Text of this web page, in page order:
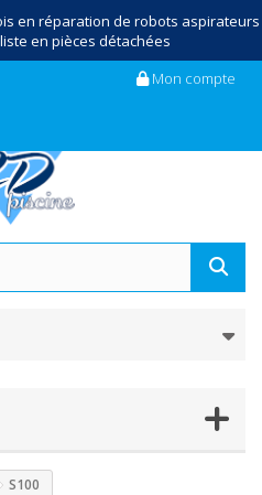
en réparation de robots aspirateurs
en pièces détachées
Mon compte
S100